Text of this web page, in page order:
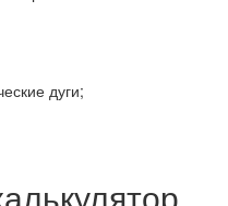
дуги;